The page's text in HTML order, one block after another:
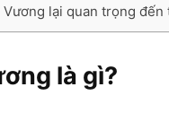
Vương lại quan trọng đến
là gì?